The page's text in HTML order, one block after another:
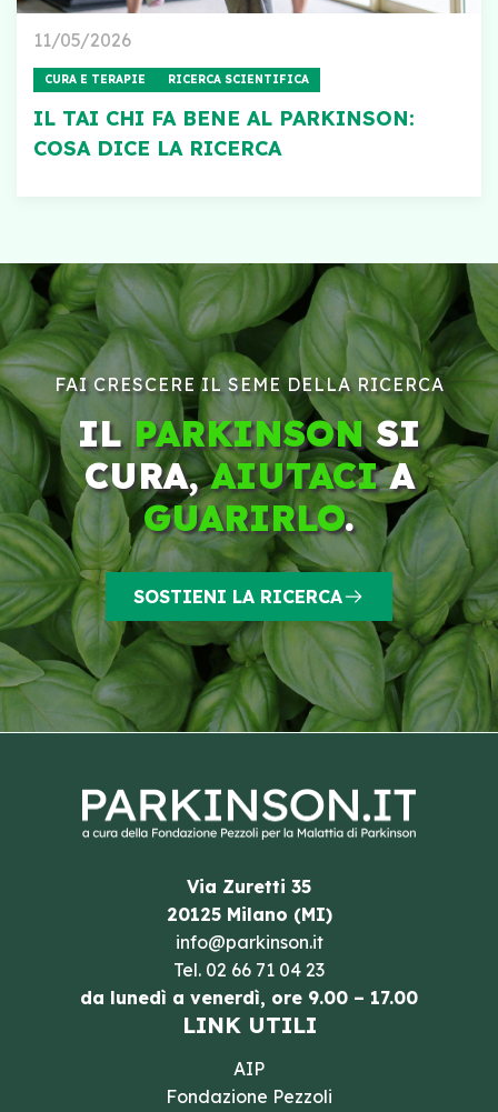
11/05/2026
CURA E TERAPIE RICERCA SCIENTIFICA
IL TAI CHI FA BENE AL PARKINSON:
COSA DICE LA RICERCA
FAI CRESCERE IL SEME DELLA RICERCA
ILPARKINSONSI
CURA,AIUTACIA
GUARIRLO.
SOSTIENI LA RICERCA
Via Zuretti 35
20125 Milano (MI)
info@parkinson.it
Tel. 02 66 71 04 23
da lunedì a venerdì, ore 9.00 – 17.00
LINK UTILI
AIP
Fondazione Pezzoli